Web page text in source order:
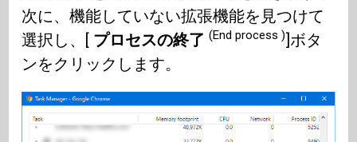
次に、機能していない拡張機能を見つけて
選択し、[ プロセスの終了(End process )]ボタ
ンをクリックします。